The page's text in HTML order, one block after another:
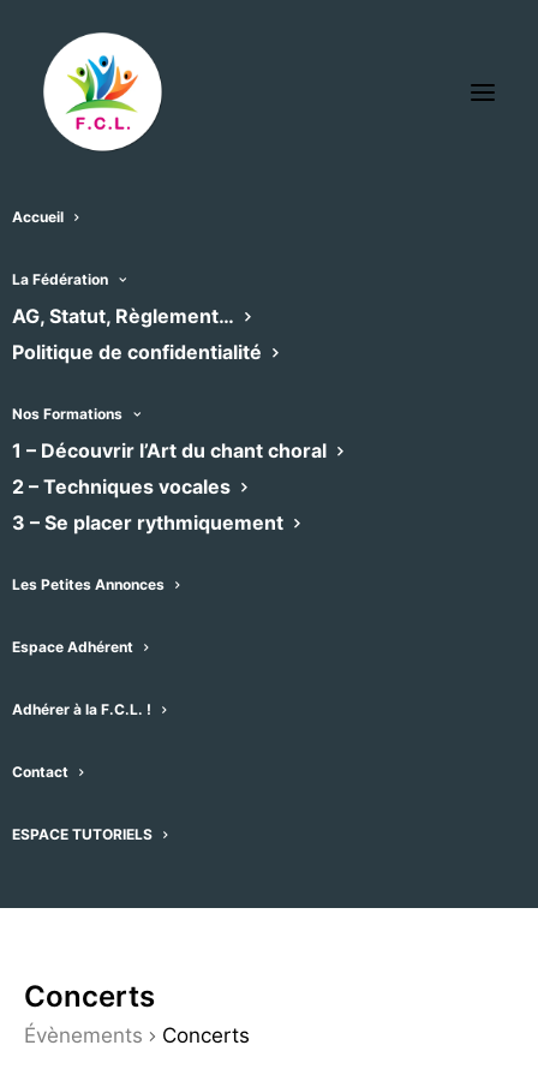
Accueil
La Fédération
AG, Statut, Règlement…
Politique de confidentialité
Nos Formations
1 – Découvrir l’Art du chant choral
2 – Techniques vocales
3 – Se placer rythmiquement
Les Petites Annonces
Espace Adhérent
Adhérer à la F.C.L. !
Contact
ESPACE TUTORIELS
L’agenda des chœurs
adhérents
Retrouvez ici l’agenda des concerts et
formations des chœurs adhérents à la
Fédération, filtrable par emplacement et
choisir le type d’affichage qui vous
ou carte), en cliquant sur le menu
pouvez faire dérouler.
Concerts
Évènements Concerts